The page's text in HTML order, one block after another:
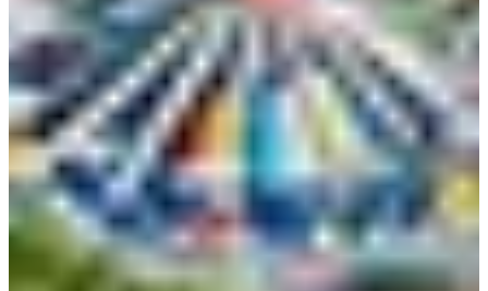
Какой автобус до Jecheon и стоимость?
Seoul Express Bus
Terminal⇆Jecheon: продолжительность 2 часа, отправление один
автобус каждый час; обычный 11,700 KRW, роскошный 17,100 KRW,
премиум 20,600 KRW; прибыть минимум за 10 минут.
Где находится станция Jecheon?
Станция Jecheon: адрес 1 Уирим-
даэро, город Jecheon, Chungbuk; выходите через Выход 2 к
туристическому информационному центру прямо перед станцией.
Как добраться до Jecheon поездом?
До Jecheon можно на KTX, ITX
и обычных поездах; Seoul Station→Jecheon около 1 часа 30 минут,
цена 17,000 KRW; Cheongnyangni→Jecheon около 1 часа 10 минут,
цена 15,400 KRW; примерно четыре поезда с Seoul Station и около
девяти с Cheongnyangni.
Сколько стоит обычный поезд?Обычный поезд: Seoul
Station→Jecheon занимает около 3 часов и стоит 15,900 KRW;
Cheongnyangni→Jecheon ITX 12,700 KRW, Mugunghwa 9,200 KRW;
Yeongdeungpo→Jecheon около 3 часов, 15,900 KRW.